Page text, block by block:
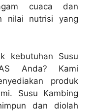
cuaca dan
nilai nutrisi yang
kebutuhan Susu
Anda? Kami
produk
Susu Kambing
dan diolah